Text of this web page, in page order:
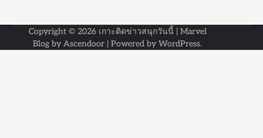
Copyright © 2026 เกาะติดข่าวสนุกวันนี้ | Marvel
Blog by Ascendoor | Powered by WordPress.